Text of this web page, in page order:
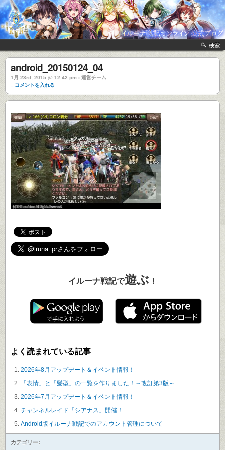
検索
android_20150124_04
1月 23rd, 2015 @ 12:42 pm › 運営チーム
↓ コメントを入れる
イルーナ戦記で遊ぶ ！
よく読まれている記事
2026年8月アップデート＆イベント情報！
「表情」と「髪型」の一覧を作りました！～改訂第3版～
2026年7月アップデート＆イベント情報！
チャンネルレイド「シアナス」開催！
Android版イルーナ戦記でのアカウント管理について
カテゴリー: